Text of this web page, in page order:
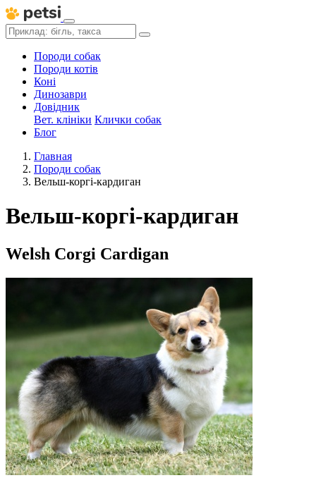
Породи собак
Породи котів
Коні
Динозаври
Довідник
Вет. клініки Клички собак
Блог
Главная
Породи собак
Вельш-коргі-кардиган
Вельш-коргі-кардиган
Welsh Corgi Cardigan